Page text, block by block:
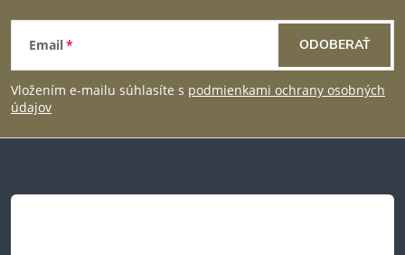
Z
á
p
t
Email
Vložením e-mailu súhlasíte s podmienkami ochrany osobných
údajov
ODOBERAŤ